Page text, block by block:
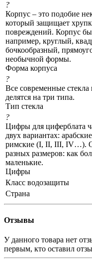
?
Корпус – это подобие
который защищает
повреждений. Корпус
например, круглый,
бочкообразный,
необычной формы.
Форма корпуса
?
Все современные
делятся на три типа.
Тип стекла
?
Цифры для циферблата
двух вариантах:
римские (I, II, III, IV…).
разных размеров: как
маленькие.
Цифры
Класс водозащиты
Страна
Отзывы
У данного товара нет
первым, кто оставил